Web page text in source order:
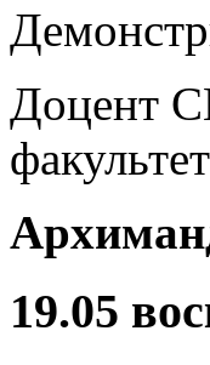
Доцент
19.05